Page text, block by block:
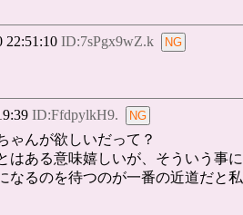
22:51:10 ID:7sPgx9wZ.k
ID:FfdpylkH9.
ゃんが欲しいだって？
はある意味嬉しいが、そういう事に
なるのを待つのが一番の近道だと私